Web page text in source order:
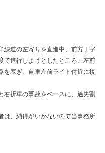
道の左寄りを直進中、前方丁字
で進行しようとしたところ、左前
を塞ぎ、自車左前ライト付近に接
折車の事故をベースに、過失割
、納得がいかないので当事務所